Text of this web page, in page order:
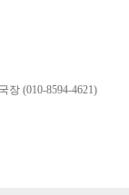
(010-8594-4621)